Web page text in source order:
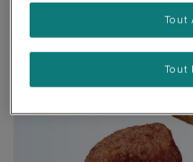
Tout
Tout